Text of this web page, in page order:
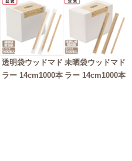
透明袋ウッドマド
ラー 14cm1000本
未晒袋ウッドマド
ラー 14cm1000本